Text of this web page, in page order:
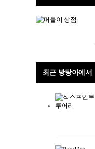
최근 방탕아에서